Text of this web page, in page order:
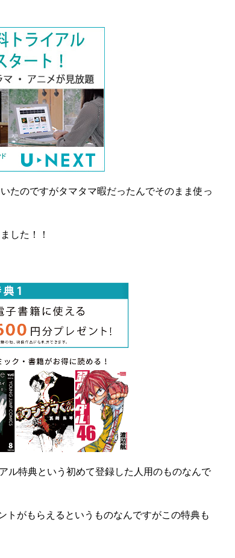
たのですがタマタマ暇だったんでそのまま使っ
した！！
ル特典という初めて登録した人用のものなんで
トがもらえるというものなんですがこの特典も